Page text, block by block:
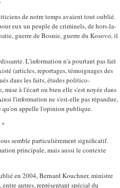
de notre temps avaient tout oublié.
eux un peuple de criminels, de hors-la-
guerre de Bosnie, guerre du Kosovo, il
L'information n'a pourtant pas fait
(articles, reportages, témoignages des
dans les faits, études politico-
à l'écart ou bien elle s'est noyée dans
l'information ne s'est-elle pas répandue,
qu'on appelle l'opinion publique.
*
semble particulièrement significatif.
principale, mais aussi le contexte
en 2004, Bernard Kouchner, ministre
autres, représentant spécial du